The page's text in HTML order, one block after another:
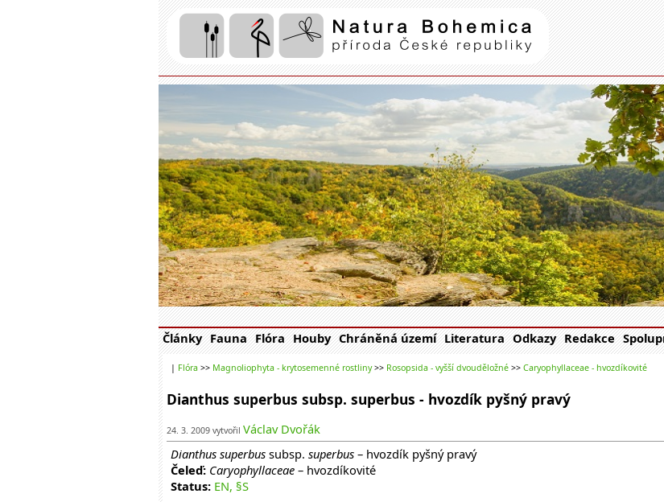
Natura Bohemica|
Články Fauna Flóra Houby Chráněná území Literatura Odkazy Redakce
| Flóra >> Magnoliophyta - krytosemenné rostliny>> Rosopsida - vyšší dvouděložné >> Caryophyllaceae - hvozdíkovité
Dianthus superbus subsp. superbus - hvozdík pyšný pravý
24. 3. 2009 vytvořil Václav Dvořák
Dianthus superbus subsp. superbus – hvozdík pyšný pravý
Čeleď: Caryophyllaceae – hvozdíkovité
Status: EN, §S